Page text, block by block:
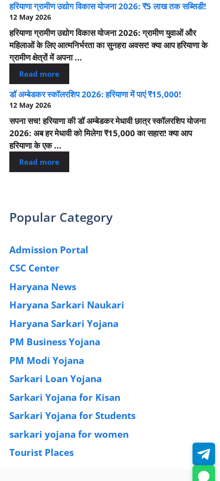
हरियाणा ग्रामीण उद्योग विकास योजना 2026: ₹5 लाख तक सब्सिडी!
12 May 2026
हरियाणा ग्रामीण उद्योग विकास योजना 2026: ग्रामीण युवाओं और
महिलाओं के लिए आत्मनिर्भरता का सुनहरा अवसर! क्या आप हरियाणा के
ग्रामीण क्षेत्रों में अपना ...
Read more
डॉ अम्बेडकर स्कॉलरशिप 2026: हरियाणा में पाएं ₹15,000!
12 May 2026
सपना सच! हरियाणा की डॉ अम्बेडकर मेधावी छात्र स्कॉलरशिप योजना
2026: अब हर मेधावी को मिलेगा ₹15,000 का सहारा! क्या आप
हरियाणा के एक ...
Read more
Popular Category
Admission Portal
CSC Center
Haryana News
Haryana Sarkari Naukari
Haryana Sarkari Yojana
PM Business Yojana
PM Modi Yojana
Sarkari Loan Yojana
Sarkari Yojana for Kisan
Sarkari Yojana for Students
sarkari yojana for women
Tourist Places